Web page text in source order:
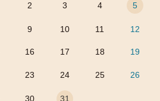
2 3 4 5
9 10 11 12
16 17 18 19
23 24 25 26
30 31